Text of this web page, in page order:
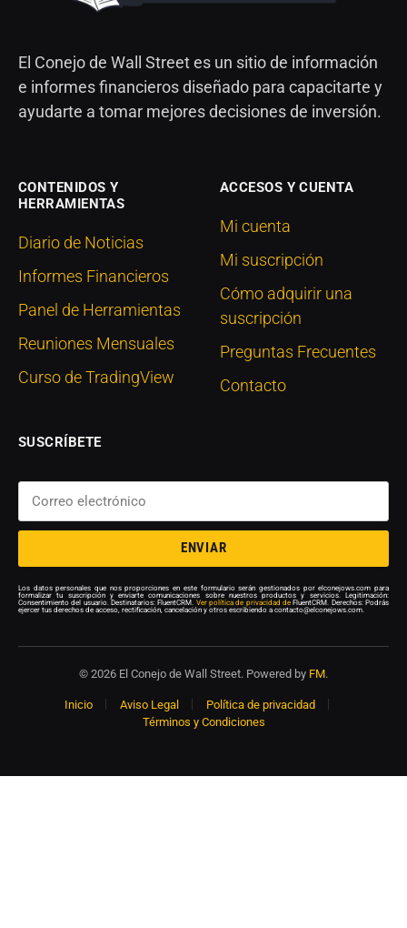
El Conejo de Wall Street es un sitio de información
e informes financieros diseñado para capacitarte y
ayudarte a tomar mejores decisiones de inversión.
CONTENIDOS Y
HERRAMIENTAS
Diario de Noticias
Informes Financieros
Panel de Herramientas
Reuniones Mensuales
Curso de TradingView
ACCESOS Y CUENTA
Mi cuenta
Mi suscripción
Cómo adquirir una
suscripción
Preguntas Frecuentes
Contacto
SUSCRÍBETE
ENVIAR
Los datos personales que nos proporciones en este formulario serán gestionados por elconejows.com para
formalizar tu suscripción y enviarte comunicaciones sobre nuestros productos y servicios. Legitimación:
Consentimiento del usuario. Destinatarios: FluentCRM.
Ver política de privacidad de FluentCRM. Derechos: Podrás
ejercer tus derechos de acceso, rectificación, cancelación y otros escribiendo a contacto@elconejows.com.
© 2026 El Conejo de Wall Street. Powered by FM.
Inicio Aviso Legal
Política de privacidad
Términos y Condiciones